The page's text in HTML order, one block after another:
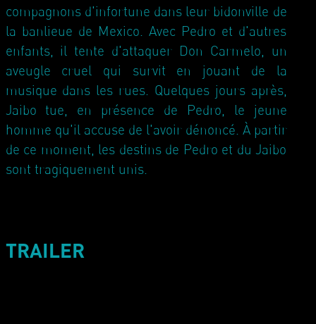
compagnons d'infortune dans leur bidonville de
la banlieue de Mexico. Avec Pedro et d'autres
enfants, il tente d'attaquer Don Carmelo, un
aveugle cruel qui survit en jouant de la
musique dans les rues. Quelques jours après,
Jaibo tue, en présence de Pedro, le jeune
homme qu'il accuse de l'avoir dénoncé. À partir
de ce moment, les destins de Pedro et du Jaibo
sont tragiquement unis.
TRAILER